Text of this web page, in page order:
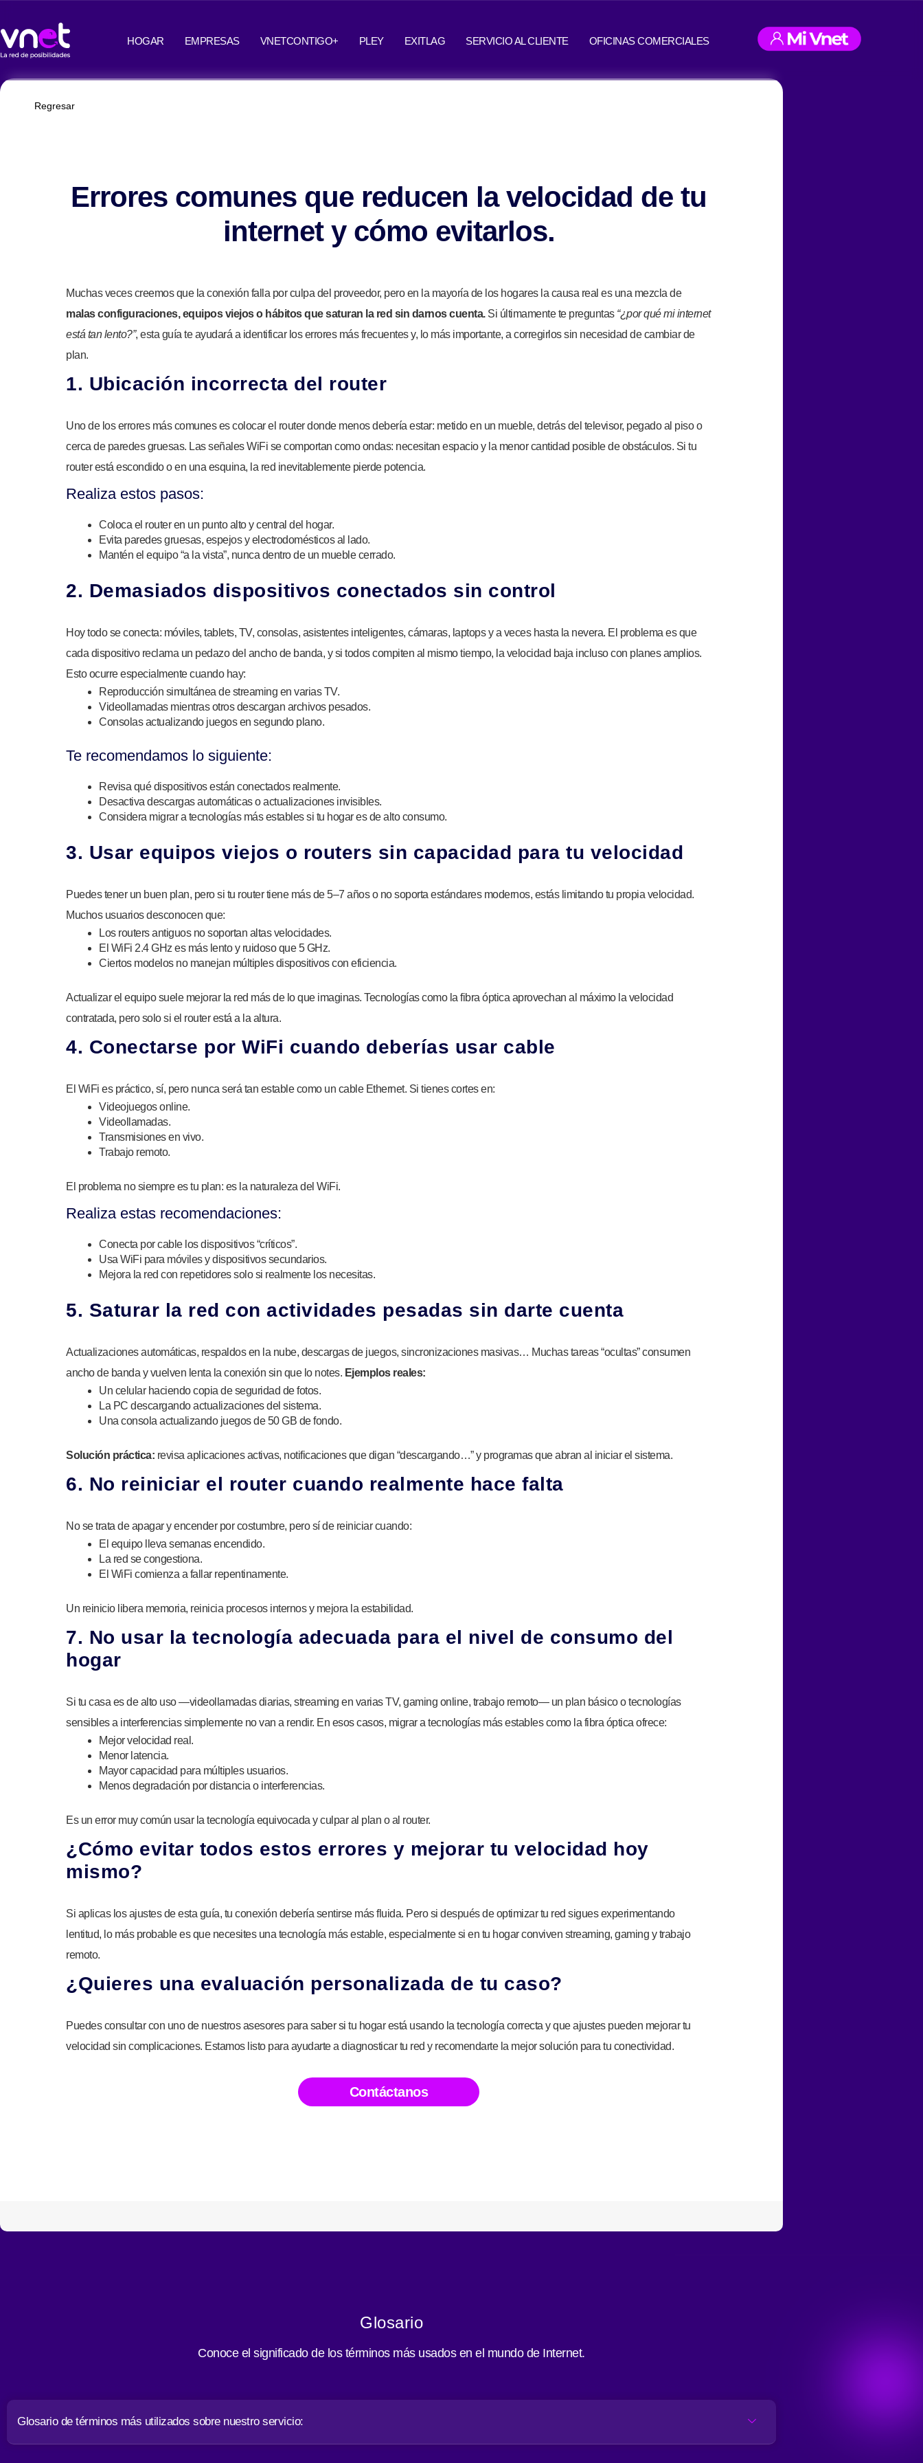
al
contenido
HOGAR EMPRESAS VNETCONTIGO+ PLEY EXITLAG SERVICIO AL CLIENTE OFICINAS COMERCIALES
Regresar
Errores comunes que reducen la velocidad de tu
internet y cómo evitarlos.
Muchas veces creemos que la conexión falla por culpa del proveedor, pero en la mayoría de los hogares la causa real es una mezcla de
malas configuraciones, equipos viejos o hábitos que saturan la red sin darnos cuenta.Si últimamente te preguntas “¿por qué mi internet
está tan lento?”, esta guía te ayudará a identificar los errores más frecuentes y, lo más importante, a corregirlos sin necesidad de cambiar de
plan.
1. Ubicación incorrecta del router
Uno de los errores más comunes es colocar el router donde menos debería estar: metido en un mueble, detrás del televisor, pegado al piso o
cerca de paredes gruesas. Las señales WiFi se comportan como ondas: necesitan espacio y la menor cantidad posible de obstáculos. Si tu
router está escondido o en una esquina, la red inevitablemente pierde potencia.
Realiza estos pasos:
Coloca el router en un punto alto y central del hogar.
Evita paredes gruesas, espejos y electrodomésticos al lado.
Mantén el equipo “a la vista”, nunca dentro de un mueble cerrado.
2. Demasiados dispositivos conectados sin control
Hoy todo se conecta: móviles, tablets, TV, consolas, asistentes inteligentes, cámaras, laptops y a veces hasta la nevera. El problema es que
cada dispositivo reclama un pedazo del ancho de banda, y si todos compiten al mismo tiempo, la velocidad baja incluso con planes amplios.
Esto ocurre especialmente cuando hay:
Reproducción simultánea de streaming en varias TV.
Videollamadas mientras otros descargan archivos pesados.
Consolas actualizando juegos en segundo plano.
Te recomendamos lo siguiente:
Revisa qué dispositivos están conectados realmente.
Desactiva descargas automáticas o actualizaciones invisibles.
Considera migrar a tecnologías más estables si tu hogar es de alto consumo.
3. Usar equipos viejos o routers sin capacidad para tu velocidad
Puedes tener un buen plan, pero si tu router tiene más de 5–7 años o no soporta estándares modernos, estás limitando tu propia velocidad.
Muchos usuarios desconocen que:
Los routers antiguos no soportan altas velocidades.
El WiFi 2.4 GHz es más lento y ruidoso que 5 GHz.
Ciertos modelos no manejan múltiples dispositivos con eficiencia.
Actualizar el equipo suele mejorar la red más de lo que imaginas. Tecnologías como la fibra óptica aprovechan al máximo la velocidad
contratada, pero solo si el router está a la altura.
4. Conectarse por WiFi cuando deberías usar cable
El WiFi es práctico, sí, pero nunca será tan estable como un cable Ethernet. Si tienes cortes en:
Videojuegos online.
Videollamadas.
Transmisiones en vivo.
Trabajo remoto.
El problema no siempre es tu plan: es la naturaleza del WiFi.
Realiza estas recomendaciones:
Conecta por cable los dispositivos “críticos”.
Usa WiFi para móviles y dispositivos secundarios.
Mejora la red con repetidores solo si realmente los necesitas.
5. Saturar la red con actividades pesadas sin darte cuenta
Actualizaciones automáticas, respaldos en la nube, descargas de juegos, sincronizaciones masivas… Muchas tareas “ocultas” consumen
ancho de banda y vuelven lenta la conexión sin que lo notes. Ejemplos reales:
Un celular haciendo copia de seguridad de fotos.
La PC descargando actualizaciones del sistema.
Una consola actualizando juegos de 50 GB de fondo.
Solución práctica: revisa aplicaciones activas, notificaciones que digan “descargando…” y programas que abran al iniciar el sistema.
6. No reiniciar el router cuando realmente hace falta
No se trata de apagar y encender por costumbre, pero sí de reiniciar cuando:
El equipo lleva semanas encendido.
La red se congestiona.
El WiFi comienza a fallar repentinamente.
Un reinicio libera memoria, reinicia procesos internos y mejora la estabilidad.
7. No usar la tecnología adecuada para el nivel de consumo del
hogar
Si tu casa es de alto uso —videollamadas diarias, streaming en varias TV, gaming online, trabajo remoto— un plan básico o tecnologías
sensibles a interferencias simplemente no van a rendir. En esos casos, migrar a tecnologías más estables como la fibra óptica ofrece:
Mejor velocidad real.
Menor latencia.
Mayor capacidad para múltiples usuarios.
Menos degradación por distancia o interferencias.
Es un error muy común usar la tecnología equivocada y culpar al plan o al router.
¿Cómo evitar todos estos errores y mejorar tu velocidad hoy
mismo?
Si aplicas los ajustes de esta guía, tu conexión debería sentirse más fluida. Pero si después de optimizar tu red sigues experimentando
lentitud, lo más probable es que necesites una tecnología más estable, especialmente si en tu hogar conviven streaming, gaming y trabajo
remoto.
¿Quieres una evaluación personalizada de tu caso?
Puedes consultar con uno de nuestros asesores para saber si tu hogar está usando la tecnología correcta y que ajustes pueden mejorar tu
velocidad sin complicaciones. Estamos listo para ayudarte a diagnosticar tu red y recomendarte la mejor solución para tu conectividad.
Contáctanos
Glosario
Conoce el significado de los términos más usados en el mundo de Internet.
Glosario de términos más utilizados sobre nuestro servicio: